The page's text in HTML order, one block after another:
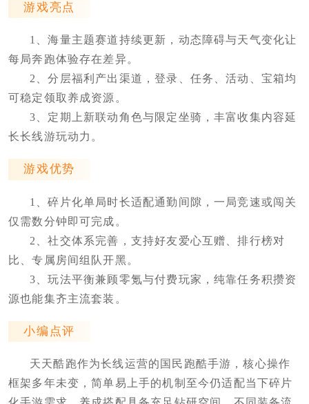
游戏亮点
1、海量主题赛道持续更新，动态障碍与天气变化让
每局奔跑体验存在差异。
2、分层福利产出渠道，登录、任务、活动、宝箱均
可稳定领取养成资源。
3、定期上新联动角色与限定坐骑，丰富收集内容延
长长线游玩动力。
游戏优势
1、碎片化单局时长适配通勤间隙，一局竞速或闯关
仅需数分钟即可完成。
2、社交体系完善，支持好友爱心互赠、排行榜对
比、专属房间组队开黑。
3、玩法平衡兼顾零氪与付费玩家，纯靠任务积攒资
源也能集齐主流套装。
小编点评
天天酷跑作为长线运营的国民跑酷手游，核心操作
框架多年未变，简单易上手的机制至今仍适配当下碎片